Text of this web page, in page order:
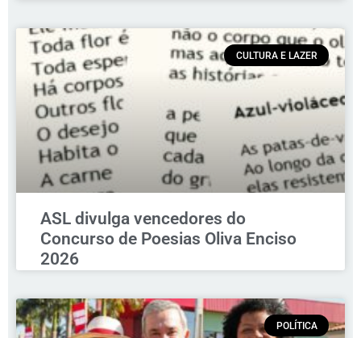
CULTURA E LAZER
ASL divulga vencedores do
Concurso de Poesias Oliva Enciso
2026
POLÍTICA